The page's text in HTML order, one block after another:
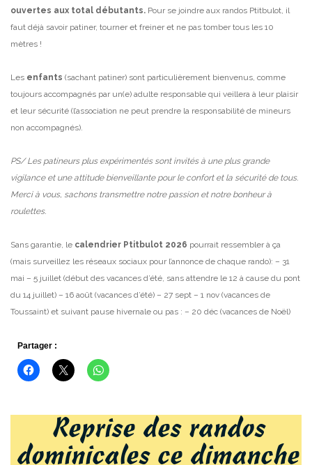
ouvertes aux total débutants. Pour se joindre aux randos Ptitbulot, il
faut déjà savoir patiner, tourner et freiner et ne pas tomber tous les 10
mètres !
Les enfants (sachant patiner) sont particulièrement bienvenus, comme
toujours accompagnés par un(e) adulte responsable qui veillera à leur plaisir
et leur sécurité (l’association ne peut prendre la responsabilité de mineurs
non accompagnés).
PS/ Les patineurs plus expérimentés sont invités à une plus grande
vigilance et une attitude bienveillante pour le confort et la sécurité de tous.
Merci à vous, sachons transmettre notre passion et notre bonheur à
roulettes.
Sans garantie, le calendrier Ptitbulot 2026 pourrait ressembler à ça
(mais surveillez les réseaux sociaux pour l’annonce de chaque rando): – 31
mai – 5 juillet (début des vacances d’été, sans attendre le 12 à cause du pont
du 14 juillet) – 16 août (vacances d’été) – 27 sept – 1 nov (vacances de
Toussaint) et suivant pause hivernale ou pas : – 20 déc (vacances de Noël)
Partager :
Reprise des randos
dominicales ce dimanche